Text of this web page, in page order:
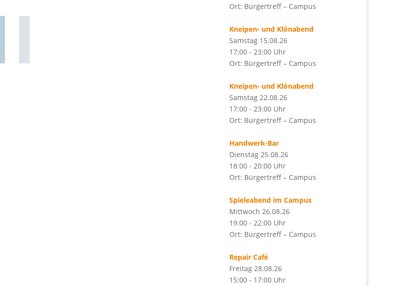
Ort: Bürgertreff – Campus
Kneipen- und Klönabend
Samstag 15.08.26
17:00 - 23:00 Uhr
Ort: Bürgertreff – Campus
Kneipen- und Klönabend
Samstag 22.08.26
17:00 - 23:00 Uhr
Ort: Bürgertreff – Campus
Handwerk-Bar
Dienstag 25.08.26
18:00 - 20:00 Uhr
Ort: Bürgertreff – Campus
Spieleabend im Campus
Mittwoch 26.08.26
19:00 - 22:00 Uhr
Ort: Bürgertreff – Campus
Repair Café
Freitag 28.08.26
15:00 - 17:00 Uhr